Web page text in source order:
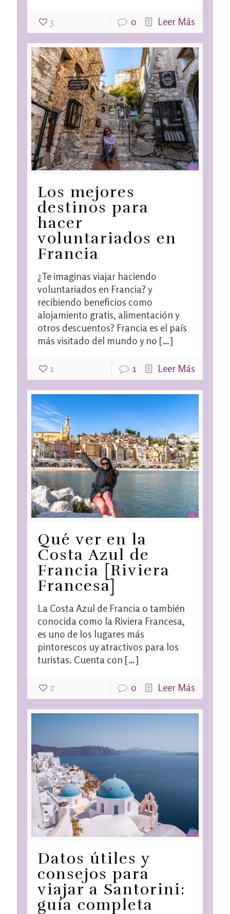
3 0 Leer Más
Los mejores
destinos para
hacer
voluntariados en
Francia
¿Te imaginas viajar haciendo
voluntariados en Francia? y
recibiendo beneficios como
alojamiento gratis, alimentación y
otros descuentos? Francia es el país
más visitado del mundo y no […]
1 1 Leer Más
Qué ver en la
Costa Azul de
Francia [Riviera
Francesa]
La Costa Azul de Francia o también
conocida como la Riviera Francesa,
es uno de los lugares más
pintorescos uy atractivos para los
turistas. Cuenta con […]
2 0 Leer Más
Datos útiles y
consejos para
viajar a Santorini:
guía completa